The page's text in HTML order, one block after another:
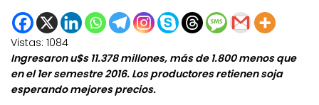
Vistas: 1084
Ingresaron u$s 11.378 millones, más de 1.800 menos que
en el 1er semestre 2016. Los productores retienen soja
esperando mejores precios.